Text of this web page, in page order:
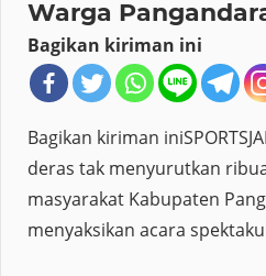
Warga
Bagikan kiriman ini
Bagikan kiriman
deras tak menyurutkan
masyarakat Kabupaten
menyaksikan acara